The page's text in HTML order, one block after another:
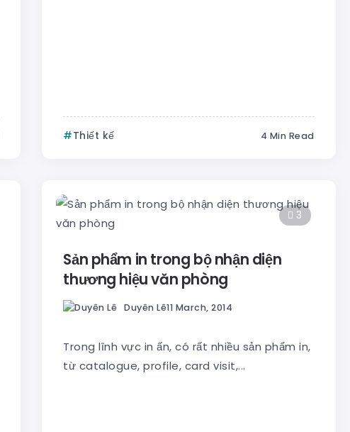
Thiết kế 4 Min Read
3
Sản phẩm in trong bộ nhận diện
thương hiệu văn phòng
Duyên Lê11 March, 2014
Trong lĩnh vực in ấn, có rất nhiều sản phẩm in,
từ catalogue, profile, card visit,...